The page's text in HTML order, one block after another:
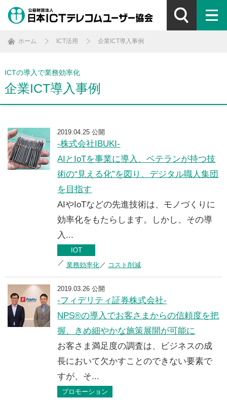
ホーム ICT活用 企業ICT導入事例
ICTの導入で業務効率化
企業ICT導入事例
2019.04.25 公開
-株式会社IBUKI-
AIとIoTを事業に導入、ベテランが持つ技
術の“見える化”を図り、デジタル職人集団
を目指す
AIやIoTなどの先進技術は、モノづくりに
効率化をもたらします。しかし、その導
入...
IOT
業務効率化
コスト削減
2019.03.26 公開
-フィデリティ証券株式会社-
NPS®の導入でお客さまからの信頼度を把
握、きめ細やかな施策展開が可能に
お客さま満足度の調査は、ビジネスの成
長において欠かすことのできない要素で
すが、そ...
プロモーション